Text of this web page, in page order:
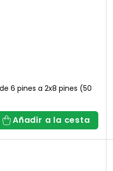
6 pines a 2x8 pines (50
Añadir a la cesta